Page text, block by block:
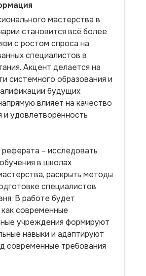
мастерства в
становится всё более
с ростом спроса на
специалистов в
Акцент делается на
системного образования и
будущих
влияет на качество
и удовлетворённость
– исследовать
в школах
раскрыть методы
специалистов
В работе будет
современные
учреждения формируют
навыки и адаптируют
современные требования